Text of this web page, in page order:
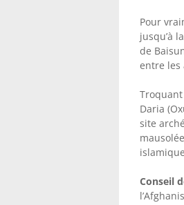
Pour
jusqu’à
de
entre les
Daria
site
Conseil